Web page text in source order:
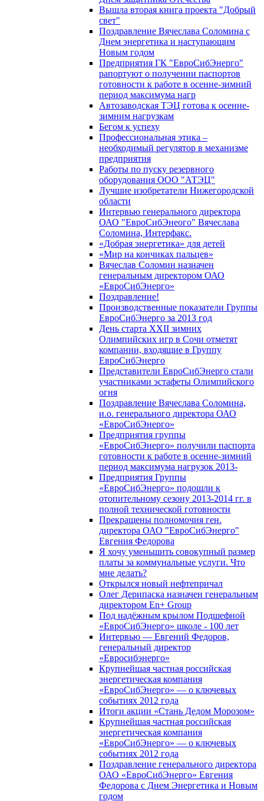
Вышла вторая книга проекта "Добрый
свет"
Поздравление Вячеслава Соломина с
Днем энергетика и наступающим
Новым годом
Предприятия ГК "ЕвроСибЭнерго"
рапортуют о получении паспортов
готовности к работе в осенне-зимний
период максимума нагр
Автозаводская ТЭЦ готова к осенне-
зимним нагрузкам
Бегом к успеху
Профессиональная этика –
необходимый регулятор в механизме
предприятия
Работы по пуску резервного
оборудования ООО "АТЭЦ"
Лучшие изобретатели Нижегородской
области
Интервью генерального директора
ОАО "ЕвроСибЭнеого" Вячеслава
Соломина, Интерфакс.
«Добрая энергетика» для детей
«Мир на кончиках пальцев»
Вячеслав Соломин назначен
генеральным директором ОАО
«ЕвроСибЭнерго»
Поздравление!
Производственные показатели Группы
ЕвроСибЭнерго за 2013 год
День старта XXII зимних
Олимпийских игр в Сочи отметят
компании, входящие в Группу
ЕвроСибЭнерго
Представители ЕвроСибЭнерго стали
участниками эстафеты Олимпийского
огня
Поздравление Вячеслава Соломина,
и.о. генерального директора ОАО
«ЕвроСибЭнерго»
Предприятия группы
«ЕвроСибЭнерго» получили паспорта
готовности к работе в осенне-зимний
период максимума нагрузок 2013-
Предприятия Группы
«ЕвроСибЭнерго» подошли к
отопительному сезону 2013-2014 гг. в
полной технической готовности
Прекращены полномочия ген.
директора ОАО "ЕвроСибЭнерго"
Евгения Федорова
Я хочу уменьшить совокупный размер
платы за коммунальные услуги. Что
мне делать?
Открылся новый нефтепричал
Олег Дерипаска назначен генеральным
директором En+ Group
Под надёжным крылом Подшефной
«ЕвроСибЭнерго» школе - 100 лет
Интервью — Евгений Федоров,
генеральный директор
«Евросибэнерго»
Крупнейшая частная российская
энергетическая компания
«ЕвроСибЭнерго» — о ключевых
событиях 2012 года
Итоги акции «Стань Дедом Морозом»
Крупнейшая частная российская
энергетическая компания
«ЕвроСибЭнерго» — о ключевых
событиях 2012 года
Поздравление генерального директора
ОАО «ЕвроСибЭнерго» Евгения
Федорова с Днем Энергетика и Новым
годом